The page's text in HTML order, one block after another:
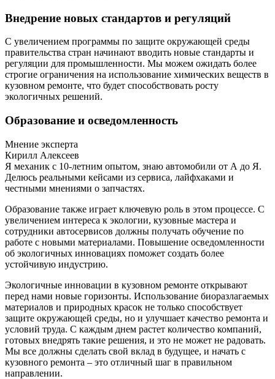
Внедрение новых стандартов и регуляций
С увеличением программы по защите окружающей среды
правительства стран начинают вводить новые стандарты и
регуляции для промышленности. Мы можем ожидать более
строгие ограничения на использование химических веществ в
кузовном ремонте, что будет способствовать росту
экологичных решений.
Образование и осведомленность
Мнение эксперта
Кирилл Алексеев
Я механик с 10-летним опытом, знаю автомобили от А до Я.
Делюсь реальными кейсами из сервиса, лайфхаками и
честными мнениями о запчастях.
Образование также играет ключевую роль в этом процессе. С
увеличением интереса к экологии, кузовные мастера и
сотрудники автосервисов должны получать обучение по
работе с новыми материалами. Повышение осведомленности
об экологичных инновациях поможет создать более
устойчивую индустрию.
Экологичные инновации в кузовном ремонте открывают
перед нами новые горизонты. Использование биоразлагаемых
материалов и природных красок не только способствует
защите окружающей среды, но и улучшает качество ремонта и
условий труда. С каждым днем растет количество компаний,
готовых внедрять такие решения, и это не может не радовать.
Мы все должны сделать свой вклад в будущее, и начать с
кузовного ремонта – это отличный шаг в правильном
направлении.